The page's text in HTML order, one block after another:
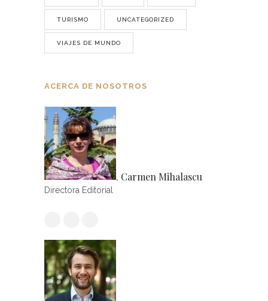
TURISMO UNCATEGORIZED
VIAJES DE MUNDO
ACERCA DE NOSOTROS
. Carmen Mihalascu
Directora Editorial